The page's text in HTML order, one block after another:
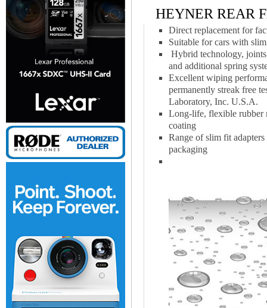
HEYNER REAR
Direct replacement for
Suitable for cars with
Hybrid technology,
and additional spring
Excellent wiping
permanently streak free
Laboratory, Inc. U.S.A.
Long-life, flexible
coating
Range of slim fit
packaging